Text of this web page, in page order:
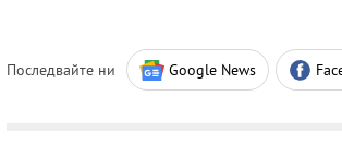
Последвайте ни Google News